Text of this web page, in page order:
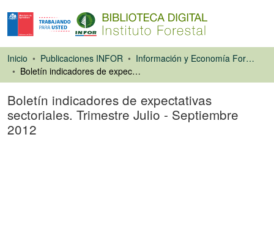
Inicio Publicaciones INFOR
Información y Economía Forestal
Boletín indicadores de expectativas sectoriales. Trimestre Julio - Septiembre 2012
Boletín indicadores de expectativas
sectoriales. Trimestre Julio - Septiembre
2012